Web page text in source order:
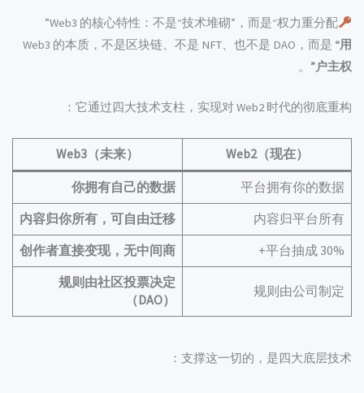
Web3 的核心特性：不是“技术堆砌”，而是“权力重分配”
Web3 的本质，不是区块链、不是 NFT、也不是 DAO，而是 “用
户主权”
。
它通过四大技术支柱，实现对 Web2 时代的彻底重构：
Web2（现在）
Web3（未来）
平台拥有你的数据
你拥有自己的数据
内容归平台所有
内容归你所有，可自由迁移
平台抽成 30%+
创作者直接变现，无中间商
规则由公司制定
规则由社区投票决定
（DAO）
支撑这一切的，是四大底层技术：